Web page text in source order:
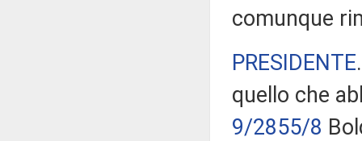
comunque
PRESIDENTE
quello che
9/2855/8